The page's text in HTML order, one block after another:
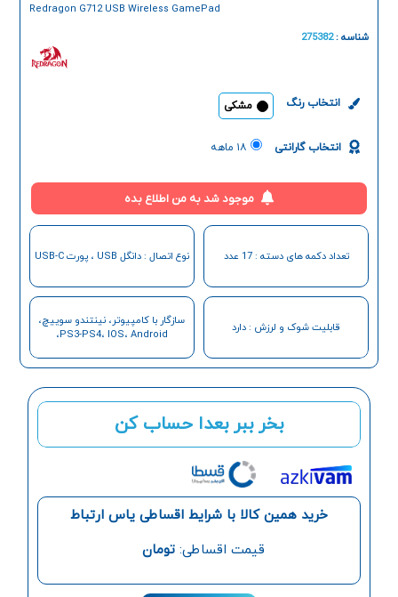
بخر ببر بعدا حساب کن
خرید همین کالا با شرایط اقساطی یاس ارتباط
قیمت اقساطی: تومان
Redragon G712 USB Wireless GamePad
شناسه :275382
انتخاب رنگ مشکی
انتخاب گارانتی ۱۸ ماهه
موجود شد به من اطلاع بده
تعداد دکمه های دسته : 17 عدد نوع اتصال : دانگل USB ، پورت USB-C
قابلیت شوک و لرزش : دارد
سازگار با کامپیوتر، نینتندو سوییچ،
PS3-PS4، IOS، Android،